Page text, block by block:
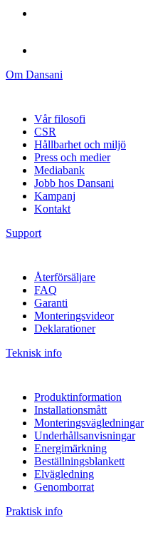
Om Dansani
Vår filosofi
CSR
Hållbarhet och miljö
Press och medier
Mediabank
Jobb hos Dansani
Kampanj
Kontakt
Support
Återförsäljare
FAQ
Garanti
Monteringsvideor
Deklarationer
Teknisk info
Produktinformation
Installationsmått
Monteringsvägledningar
Underhållsanvisningar
Energimärkning
Beställningsblankett
Elvägledning
Genomborrat
Praktisk info